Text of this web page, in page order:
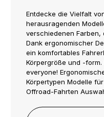
Entdecke die Vielfalt
herausragenden
verschiedenen Farben,
Dank ergonomischer
ein komfortables
Körpergröße und -form.
everyone!
Körpertypen Modelle
Offroad-Fahrten